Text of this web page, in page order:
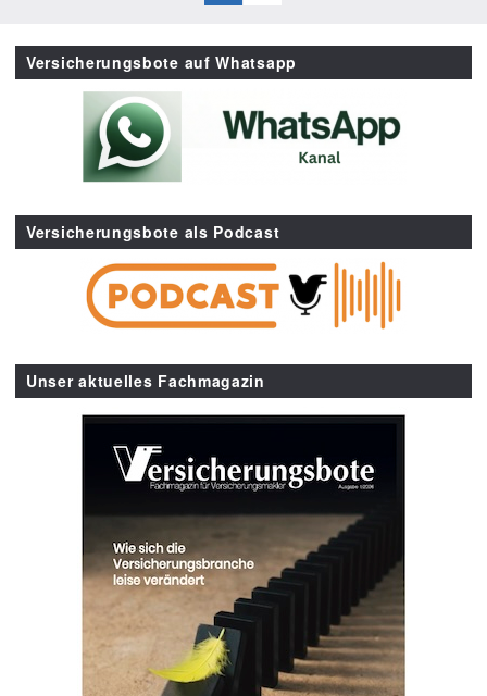
Versicherungsbote auf Whatsapp
Versicherungsbote als Podcast
Unser aktuelles Fachmagazin